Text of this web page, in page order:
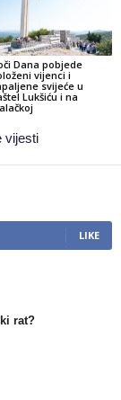
Dana pobjede
vijenci i
svijeće u
Lukšiću i na
vijesti
LIKE
rat?